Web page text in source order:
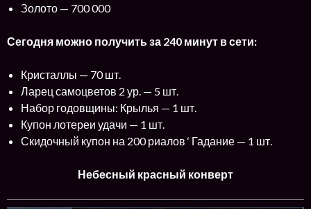
Золото — 700 000
Сегодня можно получить за 240 минут в сети:
Кристаллы — 70 шт.
Ларец самоцветов 2 ур. — 5 шт.
Набор годовщины: Крылья — 1 шт.
Купон лотереи удачи — 1 шт.
Скидочный купон на 200 риалов ‘ Гадание — 1 шт.
Небесный красный конверт